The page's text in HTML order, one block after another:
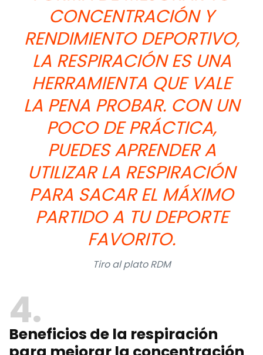
CONCENTRACIÓN Y
RENDIMIENTO DEPORTIVO,
LA RESPIRACIÓN ES UNA
HERRAMIENTA QUE VALE
LA PENA PROBAR. CON UN
POCO DE PRÁCTICA,
PUEDES APRENDER A
UTILIZAR LA RESPIRACIÓN
PARA SACAR EL MÁXIMO
PARTIDO A TU DEPORTE
FAVORITO.
Tiro al plato RDM
4
Beneficios de la respiración